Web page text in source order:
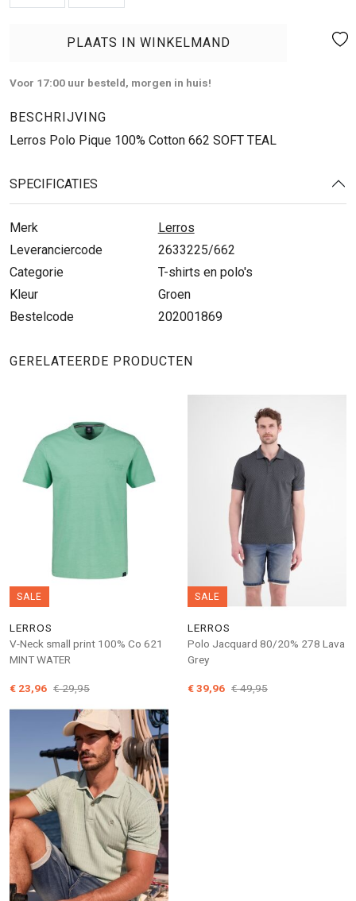
PLAATS IN WINKELMAND
Voor 17:00 uur besteld, morgen in huis!
BESCHRIJVING
Lerros Polo Pique 100% Cotton 662 SOFT TEAL
SPECIFICATIES
Merk
Lerros
Leveranciercode
2633225/662
Categorie
T-shirts en polo's
Kleur
Groen
Bestelcode
202001869
GERELATEERDE PRODUCTEN
SALE
LERROS
V-Neck small print 100% Co 621
MINT WATER
€ 23,96 € 29,95
SALE
LERROS
Polo Jacquard 80/20% 278 Lava
Grey
€ 39,96 € 49,95